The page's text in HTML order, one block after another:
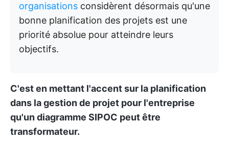
organisations considèrent désormais qu'une
bonne planification des projets est une
priorité absolue pour atteindre leurs
objectifs.
C'est en mettant l'accent sur la planification
dans la gestion de projet pour l'entreprise
qu'un diagramme SIPOC peut être
transformateur.